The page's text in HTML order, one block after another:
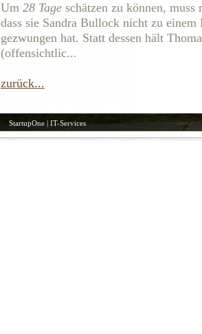
Um 28 Tage schätzen zu können,
dass sie Sandra Bullock nicht zu
gezwungen hat. Statt dessen hält
(offensichtlic...
zurück...
StartupOne | IT-Services